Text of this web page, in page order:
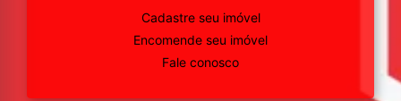
Cadastre seu imóvel
Encomende seu imóvel
Fale conosco